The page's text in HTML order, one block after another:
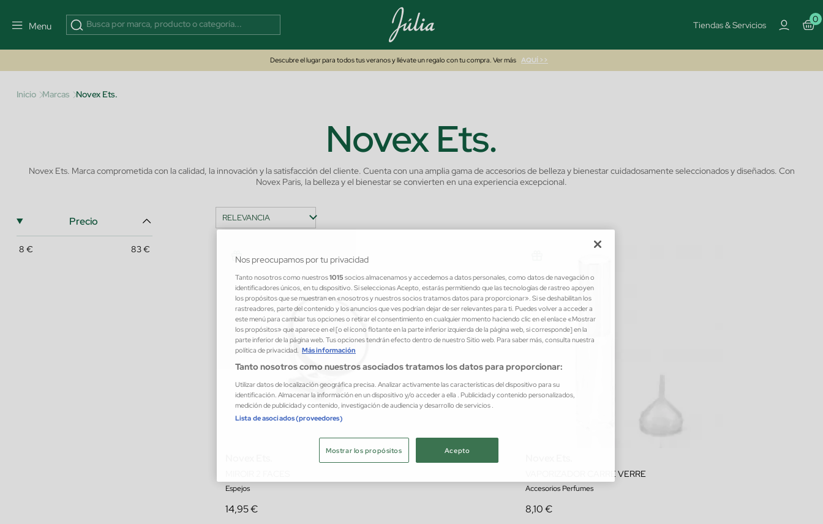
Menu Tiendas & Servicios
0
Descubre el lugar para todos tus veranos y llévate un regalo con tu compra. Ver más AQUÍ >>
Inicio Marcas Novex Ets.
Novex Ets.
Novex Ets. Marca comprometida con la calidad, la innovación y la satisfacción del cliente. Cuenta con una amplia gama de accesorios de belleza y bienestar cuidadosamente seleccionados y diseñados. Con
Novex Paris, la belleza y el bienestar se convierten en una experiencia excepcional.
Precio
8 € 83€
Espejos
14,95 €
VAPORIZADOR CARRE VERRE
Accesorios Perfumes
8,10 €
Nos preocupamos por tu privacidad
Tanto nosotros como nuestros1015 socios almacenamos y accedemos a datos personales, como datos de navegación o
identificadores únicos, en tu dispositivo. Si seleccionas Acepto, estarás permitiendo que las tecnologías de rastreo apoyen
los propósitos que se muestran en «nosotros y nuestros socios tratamos datos para proporcionar». Si se deshabilitan los
rastreadores, parte del contenido y los anuncios que ves podrían dejar de ser relevantes para ti. Puedes volver a acceder a
este menú para cambiar tus opciones o retirar el consentimiento en cualquier momento haciendo clic en el enlace «Mostrar
los propósitos» que aparece en el [o el ícono flotante en la parte inferior izquierda de la página web, si corresponde] en la
parte inferior de la página web. Tus opciones tendrán efecto dentro de nuestro Sitio web. Para saber más, consulta nuestra
política de privacidad. Más información
Tanto nosotros como nuestros asociados tratamos los datos para proporcionar:
Utilizar datos de localización geográfica precisa. Analizar activamente las características del dispositivo para su
identificación. Almacenar la información en un dispositivo y/o acceder a ella . Publicidad y contenido personalizados,
medición de publicidad y contenido, investigación de audiencia y desarrollo de servicios .
Lista de asociados (proveedores)
Acepto
Mostrar los propósitos